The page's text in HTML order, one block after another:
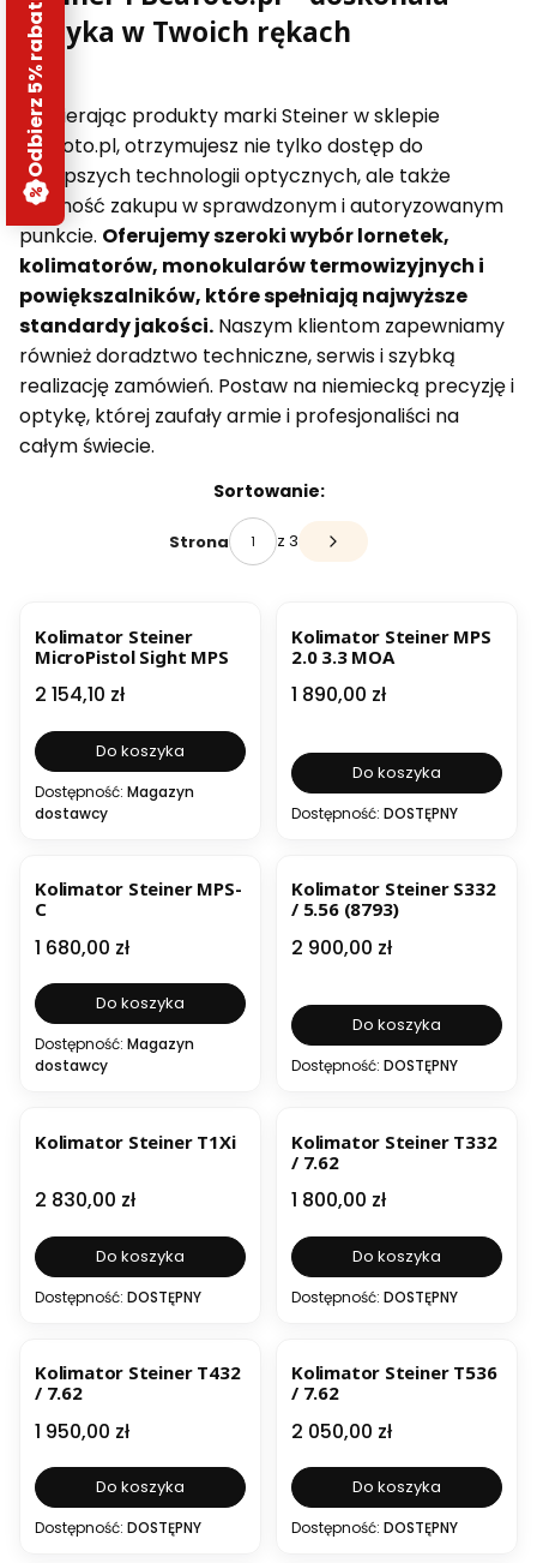
optyka w Twoich rękach
Wybierając produkty marki Steiner w sklepie
Beafoto.pl, otrzymujesz nie tylko dostęp do
najlepszych technologii optycznych, ale także
pewność zakupu w sprawdzonym i autoryzowanym
punkcie. Oferujemy szeroki wybór lornetek,
kolimatorów, monokularów termowizyjnych i
powiększalników, które spełniają najwyższe
standardy jakości. Naszym klientom zapewniamy
również doradztwo techniczne, serwis i szybką
realizację zamówień. Postaw na niemiecką precyzję i
optykę, której zaufały armie i profesjonaliści na
całym świecie.
Sortowanie:
Strona z 3 Następne produkty
Kolimator Steiner
MicroPistol Sight MPS
Cena
2 154,10 zł
Do koszyka
Dostępność: Magazyn
dostawcy
Kolimator Steiner MPS
2.0 3.3 MOA
Cena
1 890,00 zł
Do koszyka
Dostępność: DOSTĘPNY
Kolimator Steiner MPS-
C
Cena
1 680,00 zł
Do koszyka
Dostępność: Magazyn
dostawcy
Kolimator Steiner S332
/ 5.56 (8793)
Cena
2 900,00 zł
Do koszyka
Dostępność: DOSTĘPNY
Kolimator Steiner T1Xi
Cena
2 830,00 zł
Do koszyka
Dostępność: DOSTĘPNY
Kolimator Steiner T332
/ 7.62
Cena
1 800,00 zł
Do koszyka
Dostępność: DOSTĘPNY
Kolimator Steiner T432
/ 7.62
Cena
1 950,00 zł
Do koszyka
Dostępność: DOSTĘPNY
Kolimator Steiner T536
/ 7.62
Cena
2 050,00 zł
Do koszyka
Dostępność: DOSTĘPNY
Odbierz 5% rabatu